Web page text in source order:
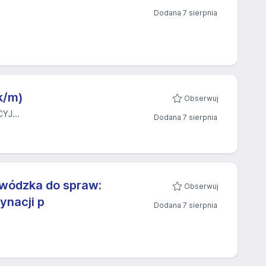
Dodana 7 sierpnia
m) Obserwuj
Dodana 7 sierpnia
do spraw:
p
Obserwuj
Dodana 7 sierpnia